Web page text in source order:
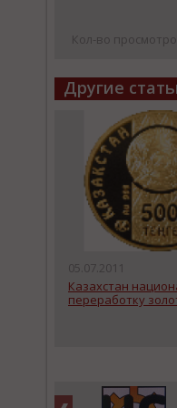
Кол-во
Другие
05.07.2011
Казахстан
переработку